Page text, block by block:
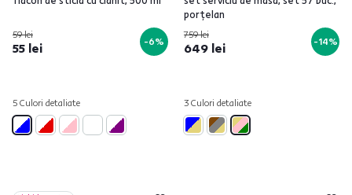
59 lei
55 lei -6%
5 Culori detaliate
porţelan
759 lei
649 lei -14%
3 Culori detaliate